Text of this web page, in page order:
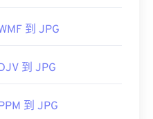
Photos）和
到 JPG
到 JPG
到 JPG